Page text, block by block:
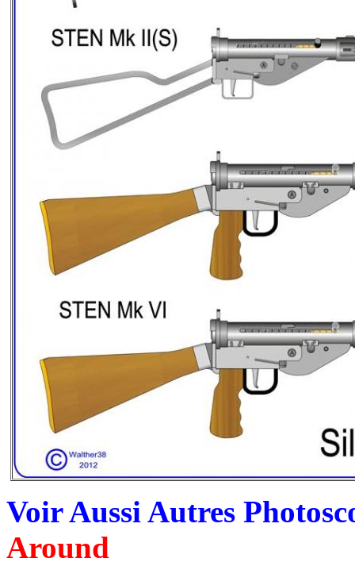
Voir Aussi Autres
Around